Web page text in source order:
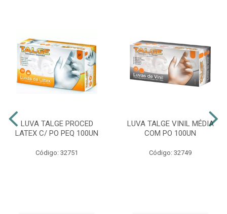
LUVA TALGE PROCED
LATEX C/ PO PEQ 100UN
Código: 32751
LUVA TALGE VINIL MÉDIA
COM PO 100UN
Código: 32749